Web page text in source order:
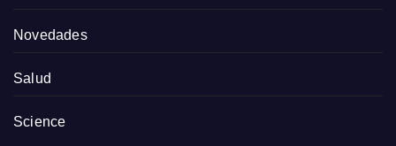
Novedades
Salud
Science